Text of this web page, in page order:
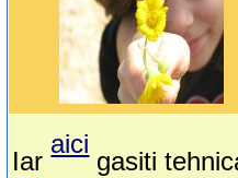
Iar
aici
gasiti